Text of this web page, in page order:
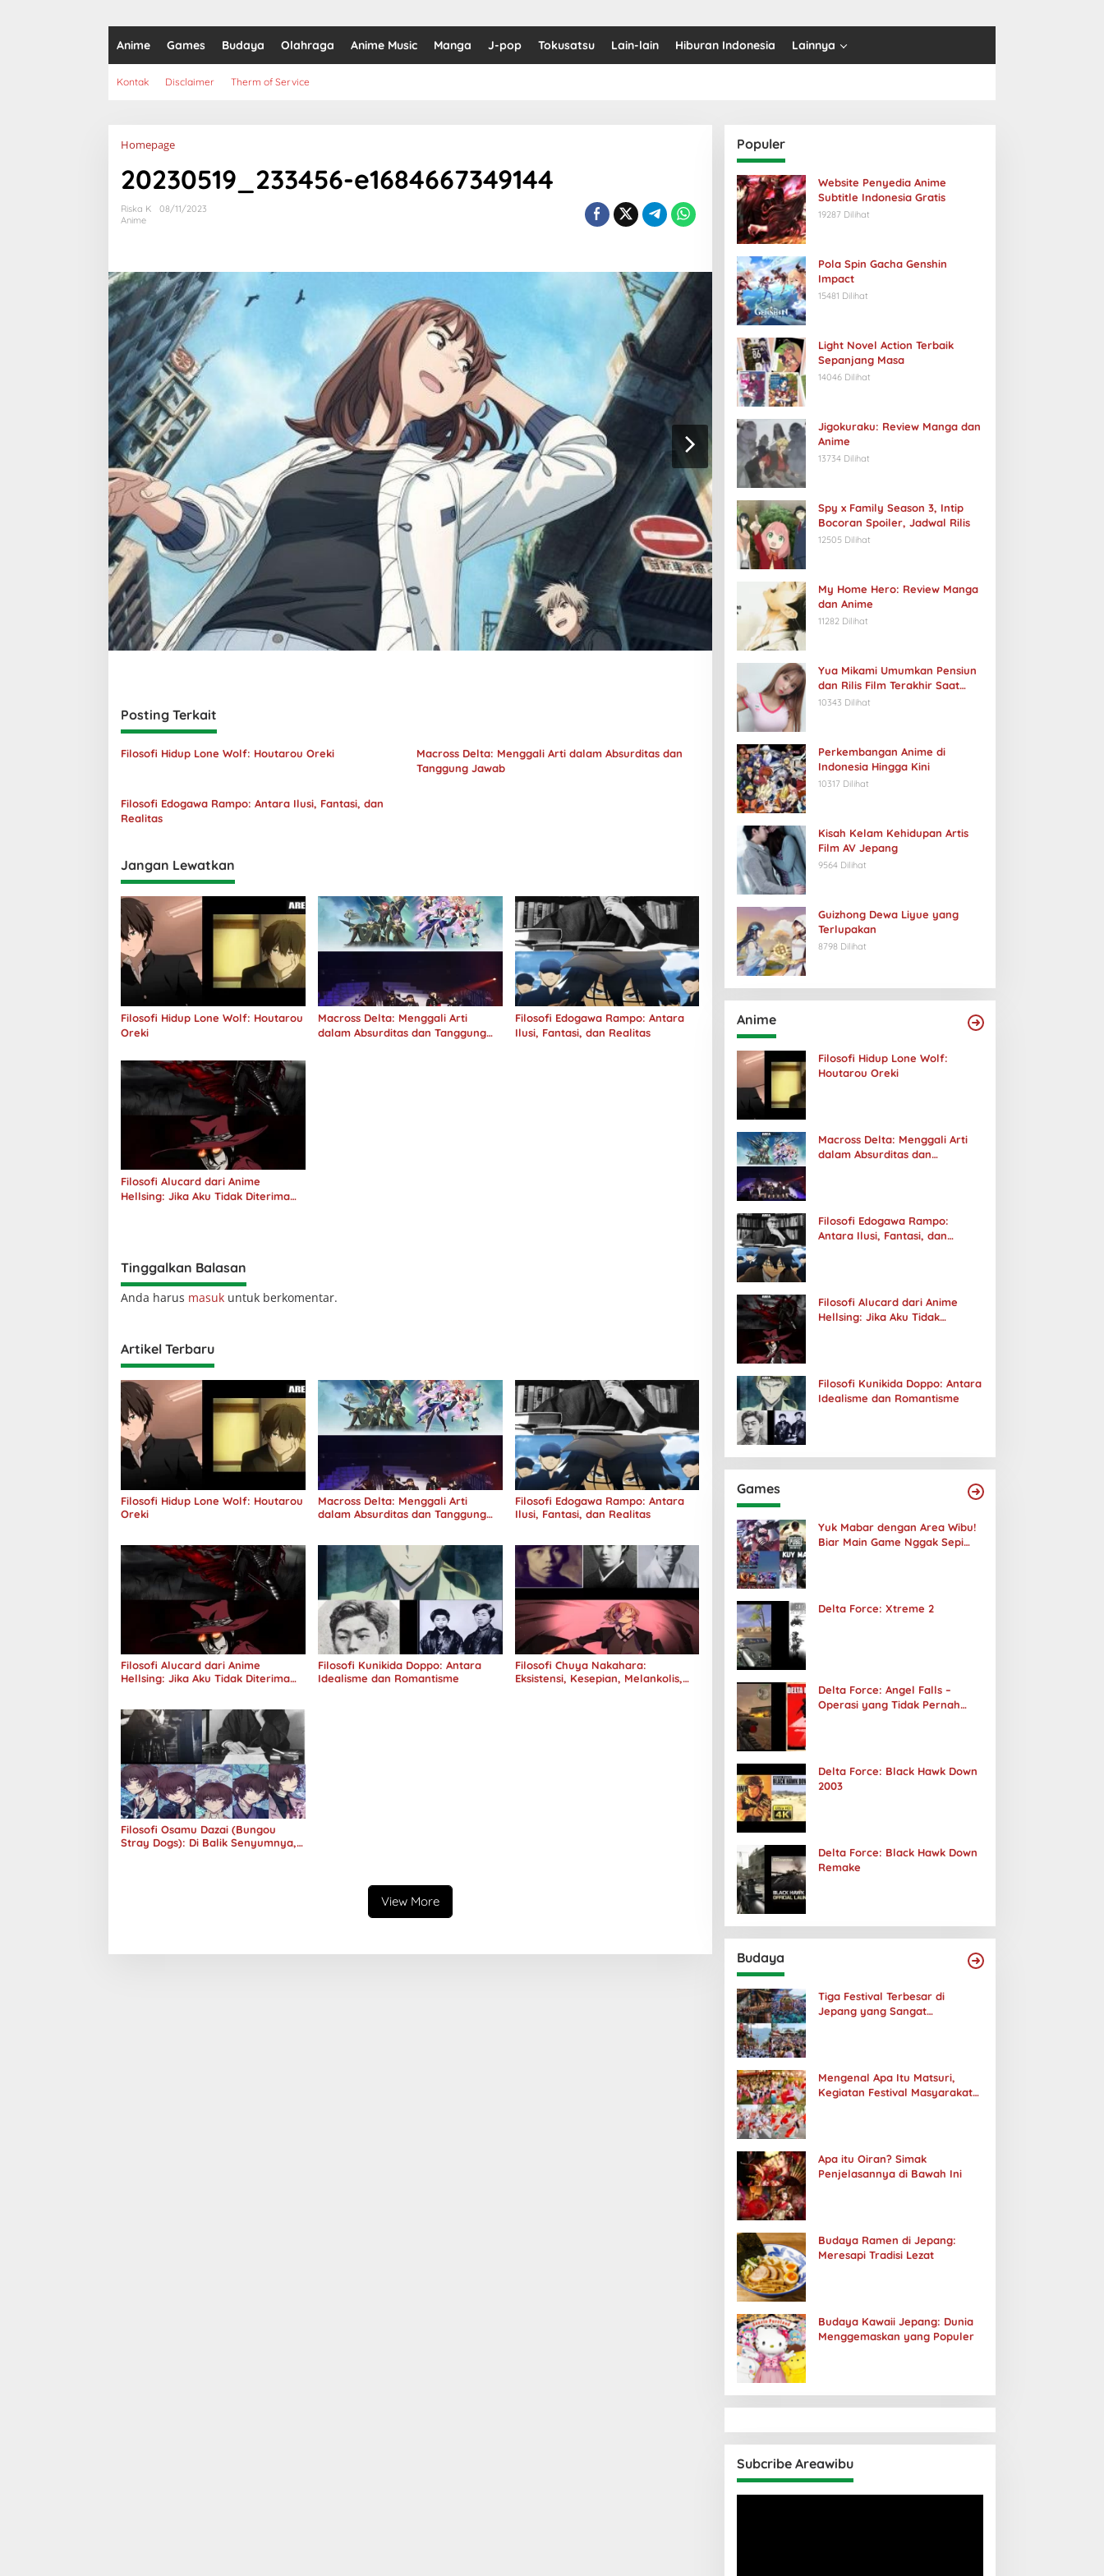
Anime Games Budaya Olahraga Anime Music Manga J-pop Tokusatsu Lain-lain Hiburan Indonesia Lainnya
Kontak Disclaimer Therm of Service
HomepageLampiran
20230519_233456-e1684667349144
Riska K
08/11/2023
Anime
Posting Terkait
Filosofi Hidup Lone Wolf: Houtarou Oreki
Macross Delta: Menggali Arti dalam Absurditas dan
Tanggung Jawab
Filosofi Edogawa Rampo: Antara Ilusi, Fantasi, dan
Realitas
Jangan Lewatkan
Filosofi Hidup Lone Wolf: Houtarou
Oreki
Macross Delta: Menggali Arti
dalam Absurditas dan Tanggung
Filosofi Edogawa Rampo: Antara
Ilusi, Fantasi, dan Realitas
Filosofi Alucard dari Anime
Hellsing: Jika Aku Tidak Diterima
Tinggalkan Balasan
Anda harus masuk untuk berkomentar.
Artikel Terbaru
Filosofi Hidup Lone Wolf: Houtarou
Oreki
Macross Delta: Menggali Arti
dalam Absurditas dan Tanggung
Filosofi Edogawa Rampo: Antara
Ilusi, Fantasi, dan Realitas
Filosofi Alucard dari Anime
Hellsing: Jika Aku Tidak Diterima
Filosofi Kunikida Doppo: Antara
Idealisme dan Romantisme
Filosofi Chuya Nakahara:
Eksistensi, Kesepian, Melankolis,
Filosofi Osamu Dazai (Bungou
Stray Dogs): Di Balik Senyumnya,
View More
Populer
Website Penyedia Anime
Subtitle Indonesia Gratis
19287 Dilihat
Pola Spin Gacha Genshin
Impact
15481 Dilihat
Light Novel Action Terbaik
Sepanjang Masa
14046 Dilihat
Jigokuraku: Review Manga dan
Anime
13734 Dilihat
Spy x Family Season 3, Intip
Bocoran Spoiler, Jadwal Rilis
12505 Dilihat
My Home Hero: Review Manga
dan Anime
11282 Dilihat
Yua Mikami Umumkan Pensiun
dan Rilis Film Terakhir Saat
Ulang Tahun
10343 Dilihat
Perkembangan Anime di
Indonesia Hingga Kini
10317 Dilihat
Kisah Kelam Kehidupan Artis
Film AV Jepang
9564 Dilihat
Guizhong Dewa Liyue yang
Terlupakan
8798 Dilihat
Anime
Filosofi Hidup Lone Wolf:
Houtarou Oreki
Macross Delta: Menggali Arti
dalam Absurditas dan
Filosofi Edogawa Rampo:
Antara Ilusi, Fantasi, dan
Filosofi Alucard dari Anime
Hellsing: Jika Aku Tidak
Filosofi Kunikida Doppo: Antara
Idealisme dan Romantisme
Games
Yuk Mabar dengan Area Wibu!
Biar Main Game Nggak Sepi
Delta Force: Xtreme 2
Delta Force: Angel Falls –
Operasi yang Tidak Pernah
Delta Force: Black Hawk Down
2003
Delta Force: Black Hawk Down
Remake
Budaya
Tiga Festival Terbesar di
Jepang yang Sangat
Mengenal Apa Itu Matsuri,
Kegiatan Festival Masyarakat
Apa itu Oiran? Simak
Penjelasannya di Bawah Ini
Budaya Ramen di Jepang:
Meresapi Tradisi Lezat
Budaya Kawaii Jepang: Dunia
Menggemaskan yang Populer
Subcribe Areawibu